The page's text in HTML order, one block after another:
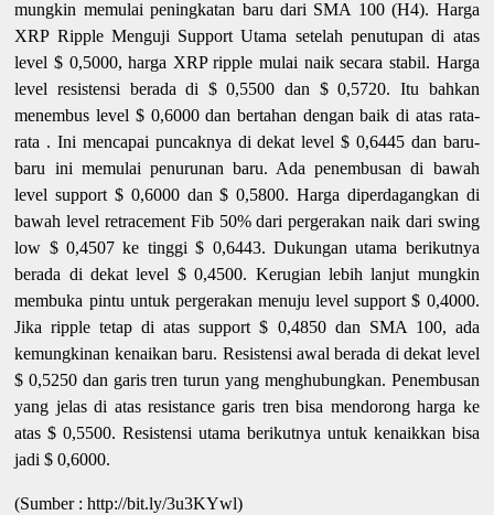
mungkin memulai peningkatan baru dari SMA 100 (H4). Harga
XRP Ripple Menguji Support Utama setelah penutupan di atas
level $ 0,5000, harga XRP ripple mulai naik secara stabil. Harga
level resistensi berada di $ 0,5500 dan $ 0,5720. Itu bahkan
menembus level $ 0,6000 dan bertahan dengan baik di atas rata-
rata . Ini mencapai puncaknya di dekat level $ 0,6445 dan baru-
baru ini memulai penurunan baru. Ada penembusan di bawah
level support $ 0,6000 dan $ 0,5800. Harga diperdagangkan di
bawah level retracement Fib 50% dari pergerakan naik dari swing
low $ 0,4507 ke tinggi $ 0,6443. Dukungan utama berikutnya
berada di dekat level $ 0,4500. Kerugian lebih lanjut mungkin
membuka pintu untuk pergerakan menuju level support $ 0,4000.
Jika ripple tetap di atas support $ 0,4850 dan SMA 100, ada
kemungkinan kenaikan baru. Resistensi awal berada di dekat level
$ 0,5250 dan garis tren turun yang menghubungkan. Penembusan
yang jelas di atas resistance garis tren bisa mendorong harga ke
atas $ 0,5500. Resistensi utama berikutnya untuk kenaikkan bisa
jadi $ 0,6000.
(Sumber : http://bit.ly/3u3KYwl)